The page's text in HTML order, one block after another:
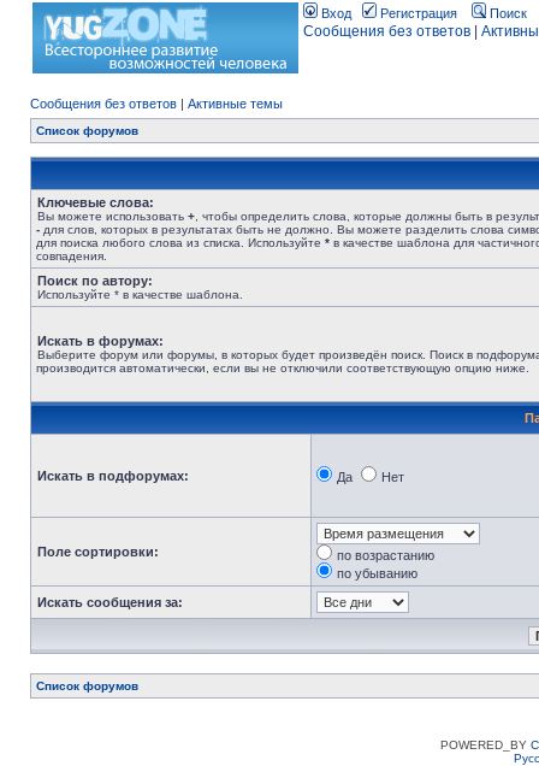
Вход Регистрация Поиск
Сообщения без ответов
Сообщения без ответов | Активные темы
Список форумов
Ключевые слова:
Вы можете использовать + , чтобы определить слова, которые должны быть в
- для слов, которых в результатах быть не должно. Вы можете разделить слова
для поиска любого слова из списка. Используйте * в качестве шаблона для
совпадения.
Поиск по автору:
Используйте * в качестве шаблона.
Искать в форумах:
Выберите форум или форумы, в которых будет произведён поиск. Поиск в
производится автоматически, если вы не отключили соответствующую опцию ниже.
Искать в подфорумах: Да Нет
Поле сортировки:
по возрастанию
по убыванию
Искать сообщения за:
Список форумов
POWERED_BY